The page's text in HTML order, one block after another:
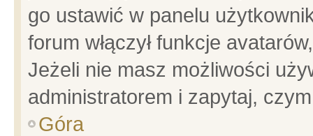
go ustawić w panelu
forum włączył funkcje
Jeżeli nie masz możliwości
administratorem i zapytaj,
Góra